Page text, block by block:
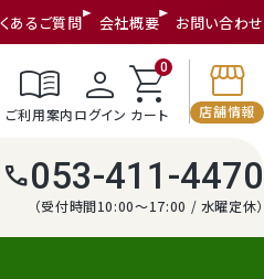
あるご質問 会社概要 お問い合わせ
menu_book
ご利用案内
person
ログイン
shopping_cart
0
カート
storefront
店舗情報
call053-411-4470
（受付時間10:00～17:00 / 水曜定休）